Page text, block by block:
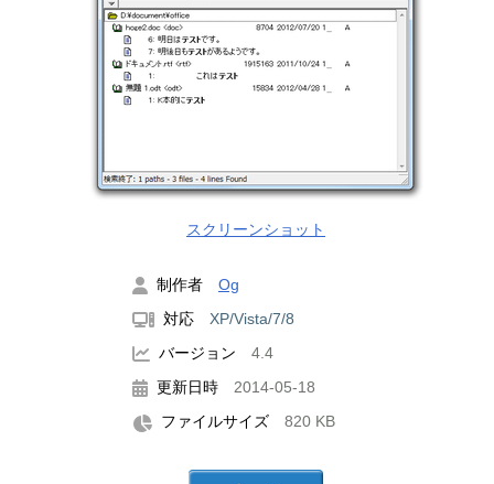
スクリーンショット
制作者 Og
対応 XP/Vista/7/8
バージョン 4.4
更新日時 2014-05-18
ファイルサイズ 820 KB